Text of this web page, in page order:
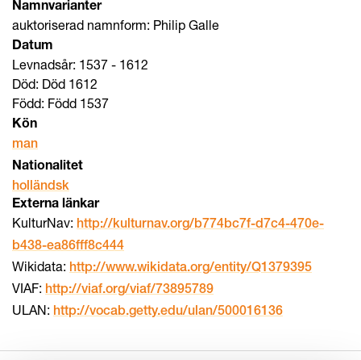
Namnvarianter
auktoriserad namnform: Philip Galle
Datum
Levnadsår: 1537 - 1612
Död: Död 1612
Född: Född 1537
Kön
man
Nationalitet
holländsk
Externa länkar
KulturNav: http://kulturnav.org/b774bc7f-d7c4-470e-
b438-ea86fff8c444
Wikidata: http://www.wikidata.org/entity/Q1379395
VIAF: http://viaf.org/viaf/73895789
ULAN: http://vocab.getty.edu/ulan/500016136